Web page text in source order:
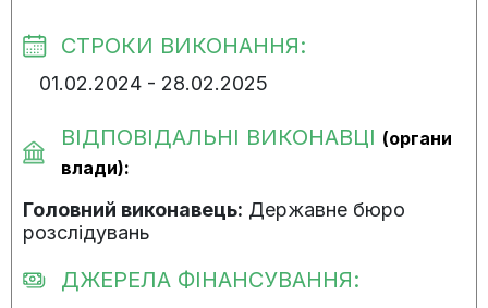
СТРОКИ ВИКОНАННЯ:
01.02.2024 - 28.02.2025
ВІДПОВІДАЛЬНІ ВИКОНАВЦІ (органи
влади):
Головний виконавець: Державне бюро
розслідувань
ДЖЕРЕЛА ФІНАНСУВАННЯ: